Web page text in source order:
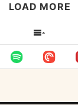
LOAD MORE
SHOW
LIST